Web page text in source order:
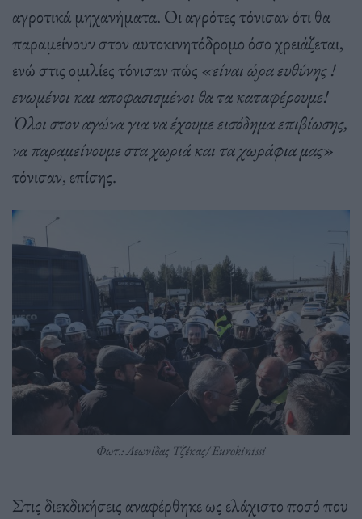
αγροτικά μηχανήματα. Οι αγρότες τόνισαν ότι θα
παραμείνουν στον αυτοκινητόδρομο όσο χρειάζεται,
ενώ στις ομιλίες τόνισαν πώς «είναι ώρα ευθύνης !
ενωμένοι και αποφασισμένοι θα τα καταφέρουμε!
Όλοι στον αγώνα για να έχουμε εισόδημα επιβίωσης,
να παραμείνουμε στα χωριά και τα χωράφια μας»
τόνισαν, επίσης.
Φωτ.: Λεωνίδας Τζέκας/ Eurokinissi
Στις διεκδικήσεις αναφέρθηκε ως ελάχιστο ποσό που